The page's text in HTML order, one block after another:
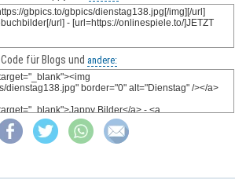
Code für Blogs und andere: